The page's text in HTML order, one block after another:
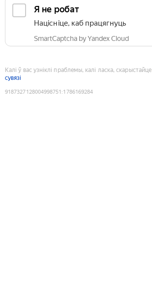
Я не робат
Націсніце, каб працягнуць
SmartCaptcha by Yandex Cloud
Калі ў вас узніклі праблемы, калі ласка, скарыстайце
сувязі
9187327128004998751 :1786169284